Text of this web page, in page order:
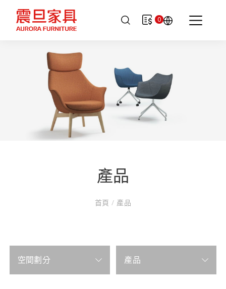
0
產品
首頁/ 產品
空間劃分 產品